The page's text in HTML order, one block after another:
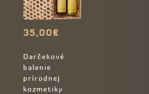
35,00€
Darčekové
balenie
prírodnej
kozmetiky